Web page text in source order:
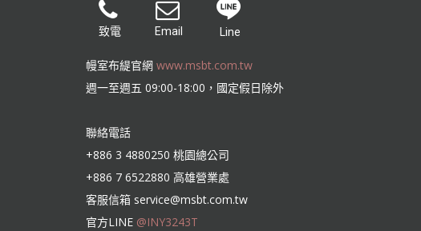
致電 Email Line
幔室布緹官網 www.msbt.com.tw
週一至週五 09:00-18:00，國定假日除外
聯絡電話
+886 3 4880250 桃園總公司
+886 7 6522880 高雄營業處
客服信箱 service@msbt.com.tw
官方LINE @INY3243T